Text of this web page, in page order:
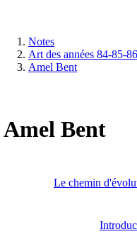
Notes
Art des années 84-85-86
Amel Bent
Amel Bent
Le chemin